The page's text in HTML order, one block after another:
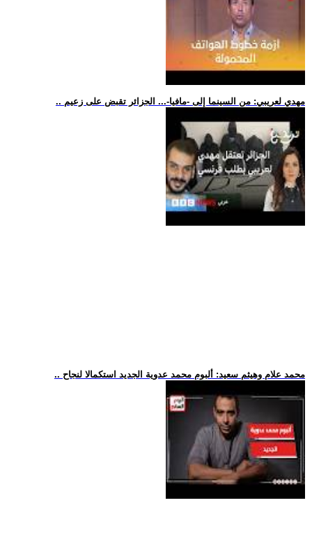
.. مهدي لعريبي: من السينما إلى -مافيا-... الجزائر تقبض على زعيم
.. محمد علام وهيثم سعيد: ألبوم محمد عدوية الجديد استكمالا لنجاح